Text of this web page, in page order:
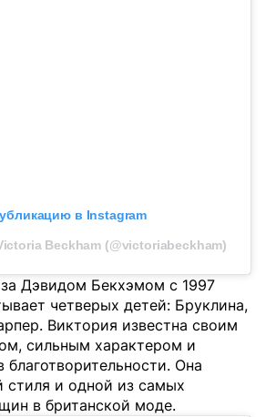
в Instagram
Beckham (@victoriabeckham)
Дэвидом Бекхэмом с 1997
четверых детей: Бруклина,
Виктория известна своим
сильным характером и
Она
стиля и одной из самых
в британской моде.